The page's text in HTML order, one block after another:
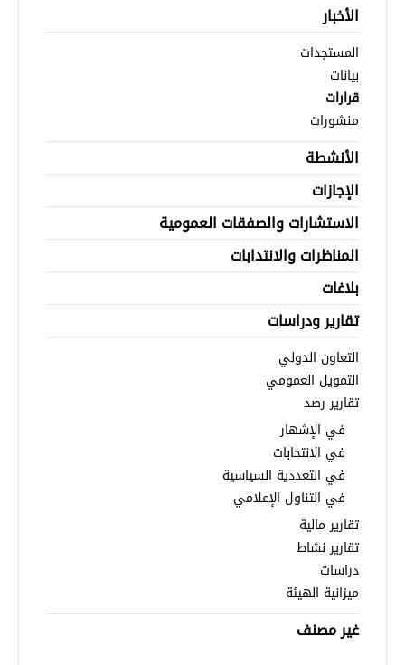
الأخبار
المستجدات
بيانات
قرارات
منشورات
الأنشطة
الإجازات
الاستشارات والصفقات العمومية
المناظرات والانتدابات
بلاغات
تقارير ودراسات
التعاون الدولي
التمويل العمومي
تقارير رصد
في الإشهار
في الانتخابات
في التعددية السياسية
في التناول الإعلامي
تقارير مالية
تقارير نشاط
دراسات
ميزانية الهيئة
غير مصنف